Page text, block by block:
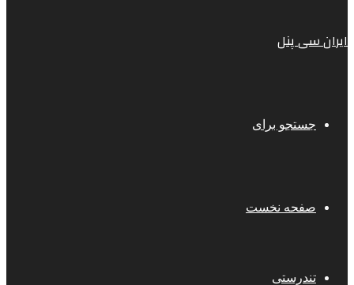
ایران سی پنل
جستجو برای
صفحه نخست
تندرستی